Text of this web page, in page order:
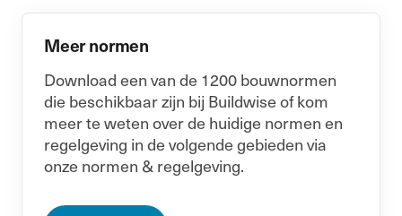
Meer normen
Download een van de 1200 bouwnormen
die beschikbaar zijn bij Buildwise of kom
meer te weten over de huidige normen en
regelgeving in de volgende gebieden via
onze normen & regelgeving.